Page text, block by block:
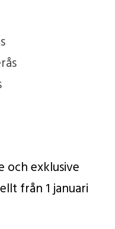
och exklusive
från 1 januari